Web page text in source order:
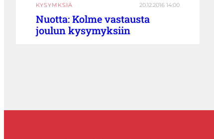
KYSYMKSIÄ 20.12.2016 14:00
Nuotta: Kolme vastausta
joulun kysymyksiin